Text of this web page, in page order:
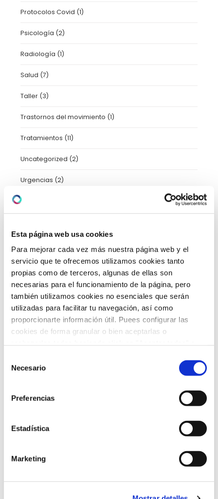
Esta página web usa cookies
Para mejorar cada vez más nuestra página web y el
servicio que te ofrecemos utilizamos cookies tanto
propias como de terceros, algunas de ellas son
necesarias para el funcionamiento de la página, pero
también utilizamos cookies no esenciales que serán
utilizadas para facilitar tu navegación, así como
proporcionarte información útil. Puees configurar las
cookies de forma granular o bien aceptarlas o
política de cookies
Necesario
Preferencias
Estadística
Marketing
Protocolos Covid (1)
Psicología (2)
Radiología (1)
Salud (7)
Taller (3)
Trastornos del movimiento (1)
Tratamientos (11)
Uncategorized (2)
Urgencias (2)
Video-consejos nutricionales
ARCHIVO
febrero 2026(5)
enero 2026(5)
septiembre 2025
agosto 2025